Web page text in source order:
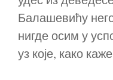
Балашевићу
нигде осим у
уз које, како